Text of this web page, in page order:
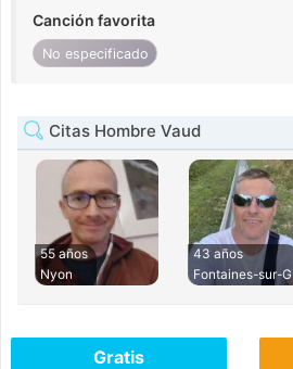
Canción favorita
No especificado
Citas Hombre Vaud
55 años
Nyon
43 años
Fontaines-sur-G
Gratis